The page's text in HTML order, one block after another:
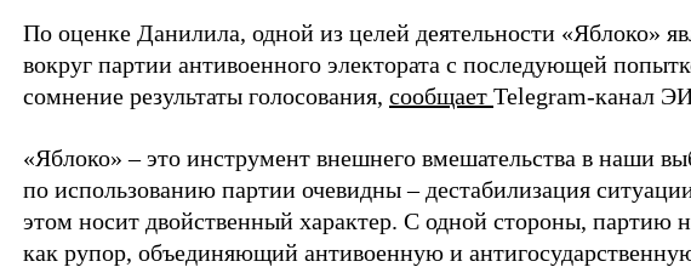
По оценке Данилила, одной из целей деятельности «Яблоко»
вокруг партии антивоенного электората с последующей
сомнение результаты голосования, сообщает Telegram-канал
«Яблоко» – это инструмент внешнего вмешательства в наши
по использованию партии очевидны – дестабилизация
этом носит двойственный характер. С одной стороны, партию
как рупор, объединяющий антивоенную и